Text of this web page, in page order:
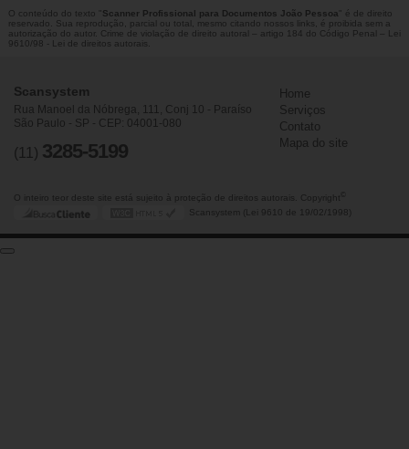
O conteúdo do texto " Scanner Profissional para Documentos João Pessoa " é de direito
reservado. Sua reprodução, parcial ou total, mesmo citando nossos links, é proibida sem a
autorização do autor. Crime de violação de direito autoral – artigo 184 do Código Penal –
Lei
9610/98 - Lei de direitos autorais
Scansystem
Rua Manoel da Nóbrega, 111, Conj 10 - Paraíso
São Paulo - SP - CEP: 04001-080
(11) 3285-5199
Home
Serviços
Contato
Mapa do site
O inteiro teor deste site está sujeito à proteção de direitos autorais. Copyright
Scansystem (Lei 9610 de 19/02/1998)